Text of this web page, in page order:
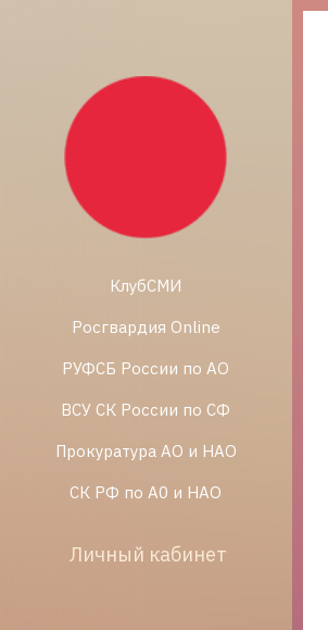
КлубСМИ
Росгвардия Online
РУФСБ России по АО
ВСУ СК России по СФ
Прокуратура АО и НАО
СК РФ по А0 и НАО
Личный кабинет